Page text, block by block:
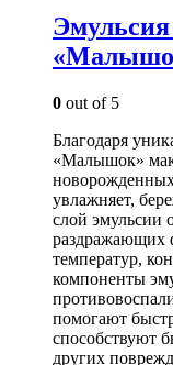
0 out of 5
Благодаря
«Малышок»
увлажняет,
слой эмульсии
раздражающих
температур,
компоненты
помогают
способствуют
других